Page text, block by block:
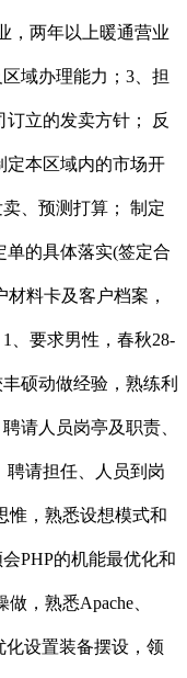
，两年以上暖通营业
域办理能力；3、担
立的发卖方针； 反
定本区域内的市场开
、预测打算； 制定
单的具体落实(签定合
料卡及客户档案，
、要求男性，春秋28-
硕动做经验，熟练利
请人员岗亭及职责、
聘请担任、人员到岗
惟，熟悉设想模式和
PHP的机能最优化和
，熟悉Apache、
化设置装备摆设，领